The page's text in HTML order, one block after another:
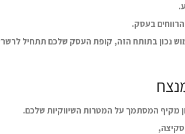
בעסק.
נכון בתותח הזה, קופת העסק שלכם תתחיל
מקיף המסתמך על המטרות השיווקיות שלכם.